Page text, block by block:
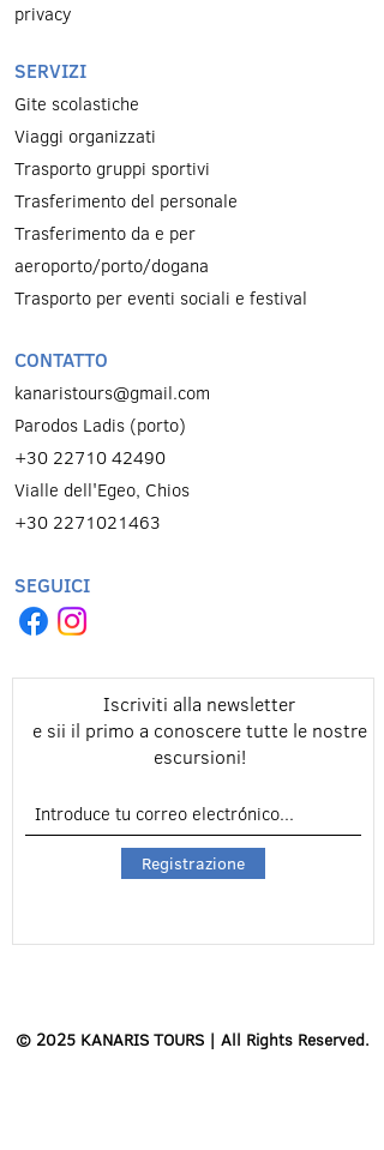
privacy
SERVIZI
Gite scolastiche
Viaggi organizzati
Trasporto gruppi sportivi
Trasferimento del personale
Trasferimento da e per
aeroporto/porto/dogana
Trasporto per eventi sociali e festival
CONTATTO
kanaristours@gmail.com
Parodos Ladis (porto)
+30 22710 42490
Vialle dell'Egeo, Chios
+30 2271021463
SEGUICI
Iscriviti alla newsletter
e sii il primo a conoscere tutte le nostre
escursioni!
Registrazione
© 2025 KANARIS TOURS | All Rights Reserved.